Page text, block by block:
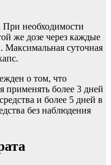
При необходимости
же дозе через каждые
Максимальная суточная
о том, что
применять более 3 дней
и более 5 дней в
без наблюдения